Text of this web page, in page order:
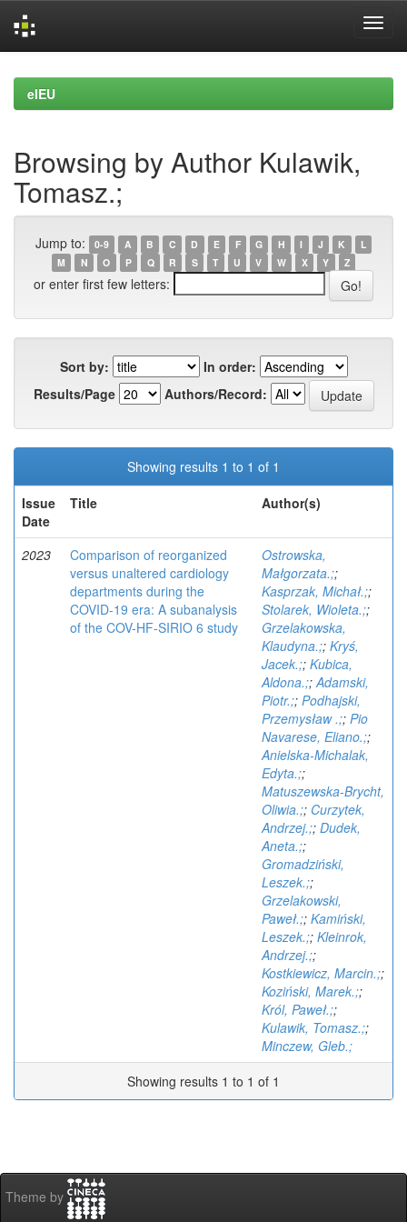
navigation
eIEU
Browsing by Author Kulawik,
Tomasz.;
Jump to: 0-9 A B C D E F G H I J K
L
M
N O P Q R S T U V W X Y Z
or enter first few letters:
Sort by:
In order:
Results/Page
Authors/Record:
Showing results 1 to 1 of 1
Issue
Date
Title Author(s)
2023
Comparison of reorganized
versus unaltered cardiology
departments during the
COVID-19 era: A subanalysis
of the COV-HF-SIRIO 6 study
Ostrowska,
Małgorzata.;;
Kasprzak, Michał.;;
Stolarek, Wioleta.;;
Grzelakowska,
Klaudyna.;; Kryś,
Jacek.;; Kubica,
Aldona.;;Adamski,
Piotr.;; Podhajski,
Przemysław .;; Pio
Navarese, Eliano.;;
Anielska-Michalak,
Edyta.;;
Matuszewska-Brycht,
Oliwia.;; Curzytek,
Andrzej.;; Dudek,
Aneta.;;
Gromadziński,
Leszek.;;
Grzelakowski,
Paweł.;; Kamiński,
Leszek.;; Kleinrok,
Andrzej.;;
Kostkiewicz, Marcin.;;
Koziński, Marek.;;
Król, Paweł.;;
Kulawik, Tomasz.;;
Minczew, Gleb.;
Showing results 1 to 1 of 1
Theme by